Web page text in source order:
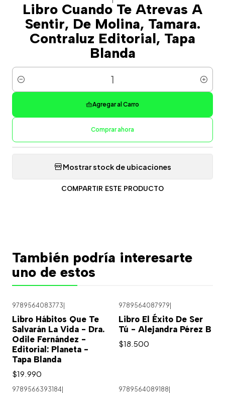
Libro Cuando Te Atrevas A
Sentir, De Molina, Tamara.
Contraluz Editorial, Tapa
Blanda
Cantidad
Agregar al Carro
Comprar ahora
Mostrar stock de ubicaciones
COMPARTIR ESTE PRODUCTO
También podría interesarte
uno de estos
9789564083773
Libro Hábitos Que Te
Salvarán La Vida - Dra.
Odile Fernández -
Editorial: Planeta -
Tapa Blanda
$19.990
9789564087979
Libro El Éxito De Ser
Tú - Alejandra Pérez B
$18.500
9789566393184 9789564089188